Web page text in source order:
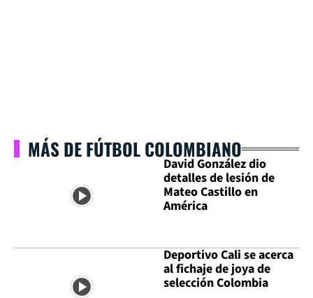
MÁS DE FÚTBOL COLOMBIANO
David González dio
detalles de lesión de
Mateo Castillo en
América
Deportivo Cali se acerca
al fichaje de joya de
selección Colombia